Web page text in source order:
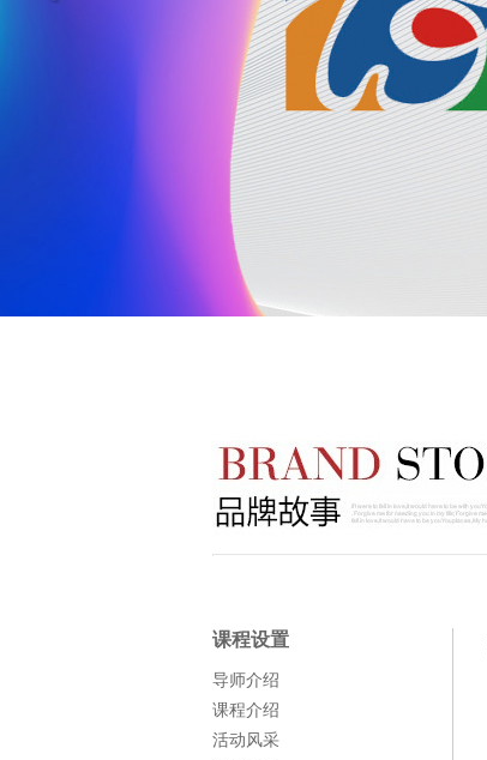
课程设置
导师介绍
课程介绍
活动风采